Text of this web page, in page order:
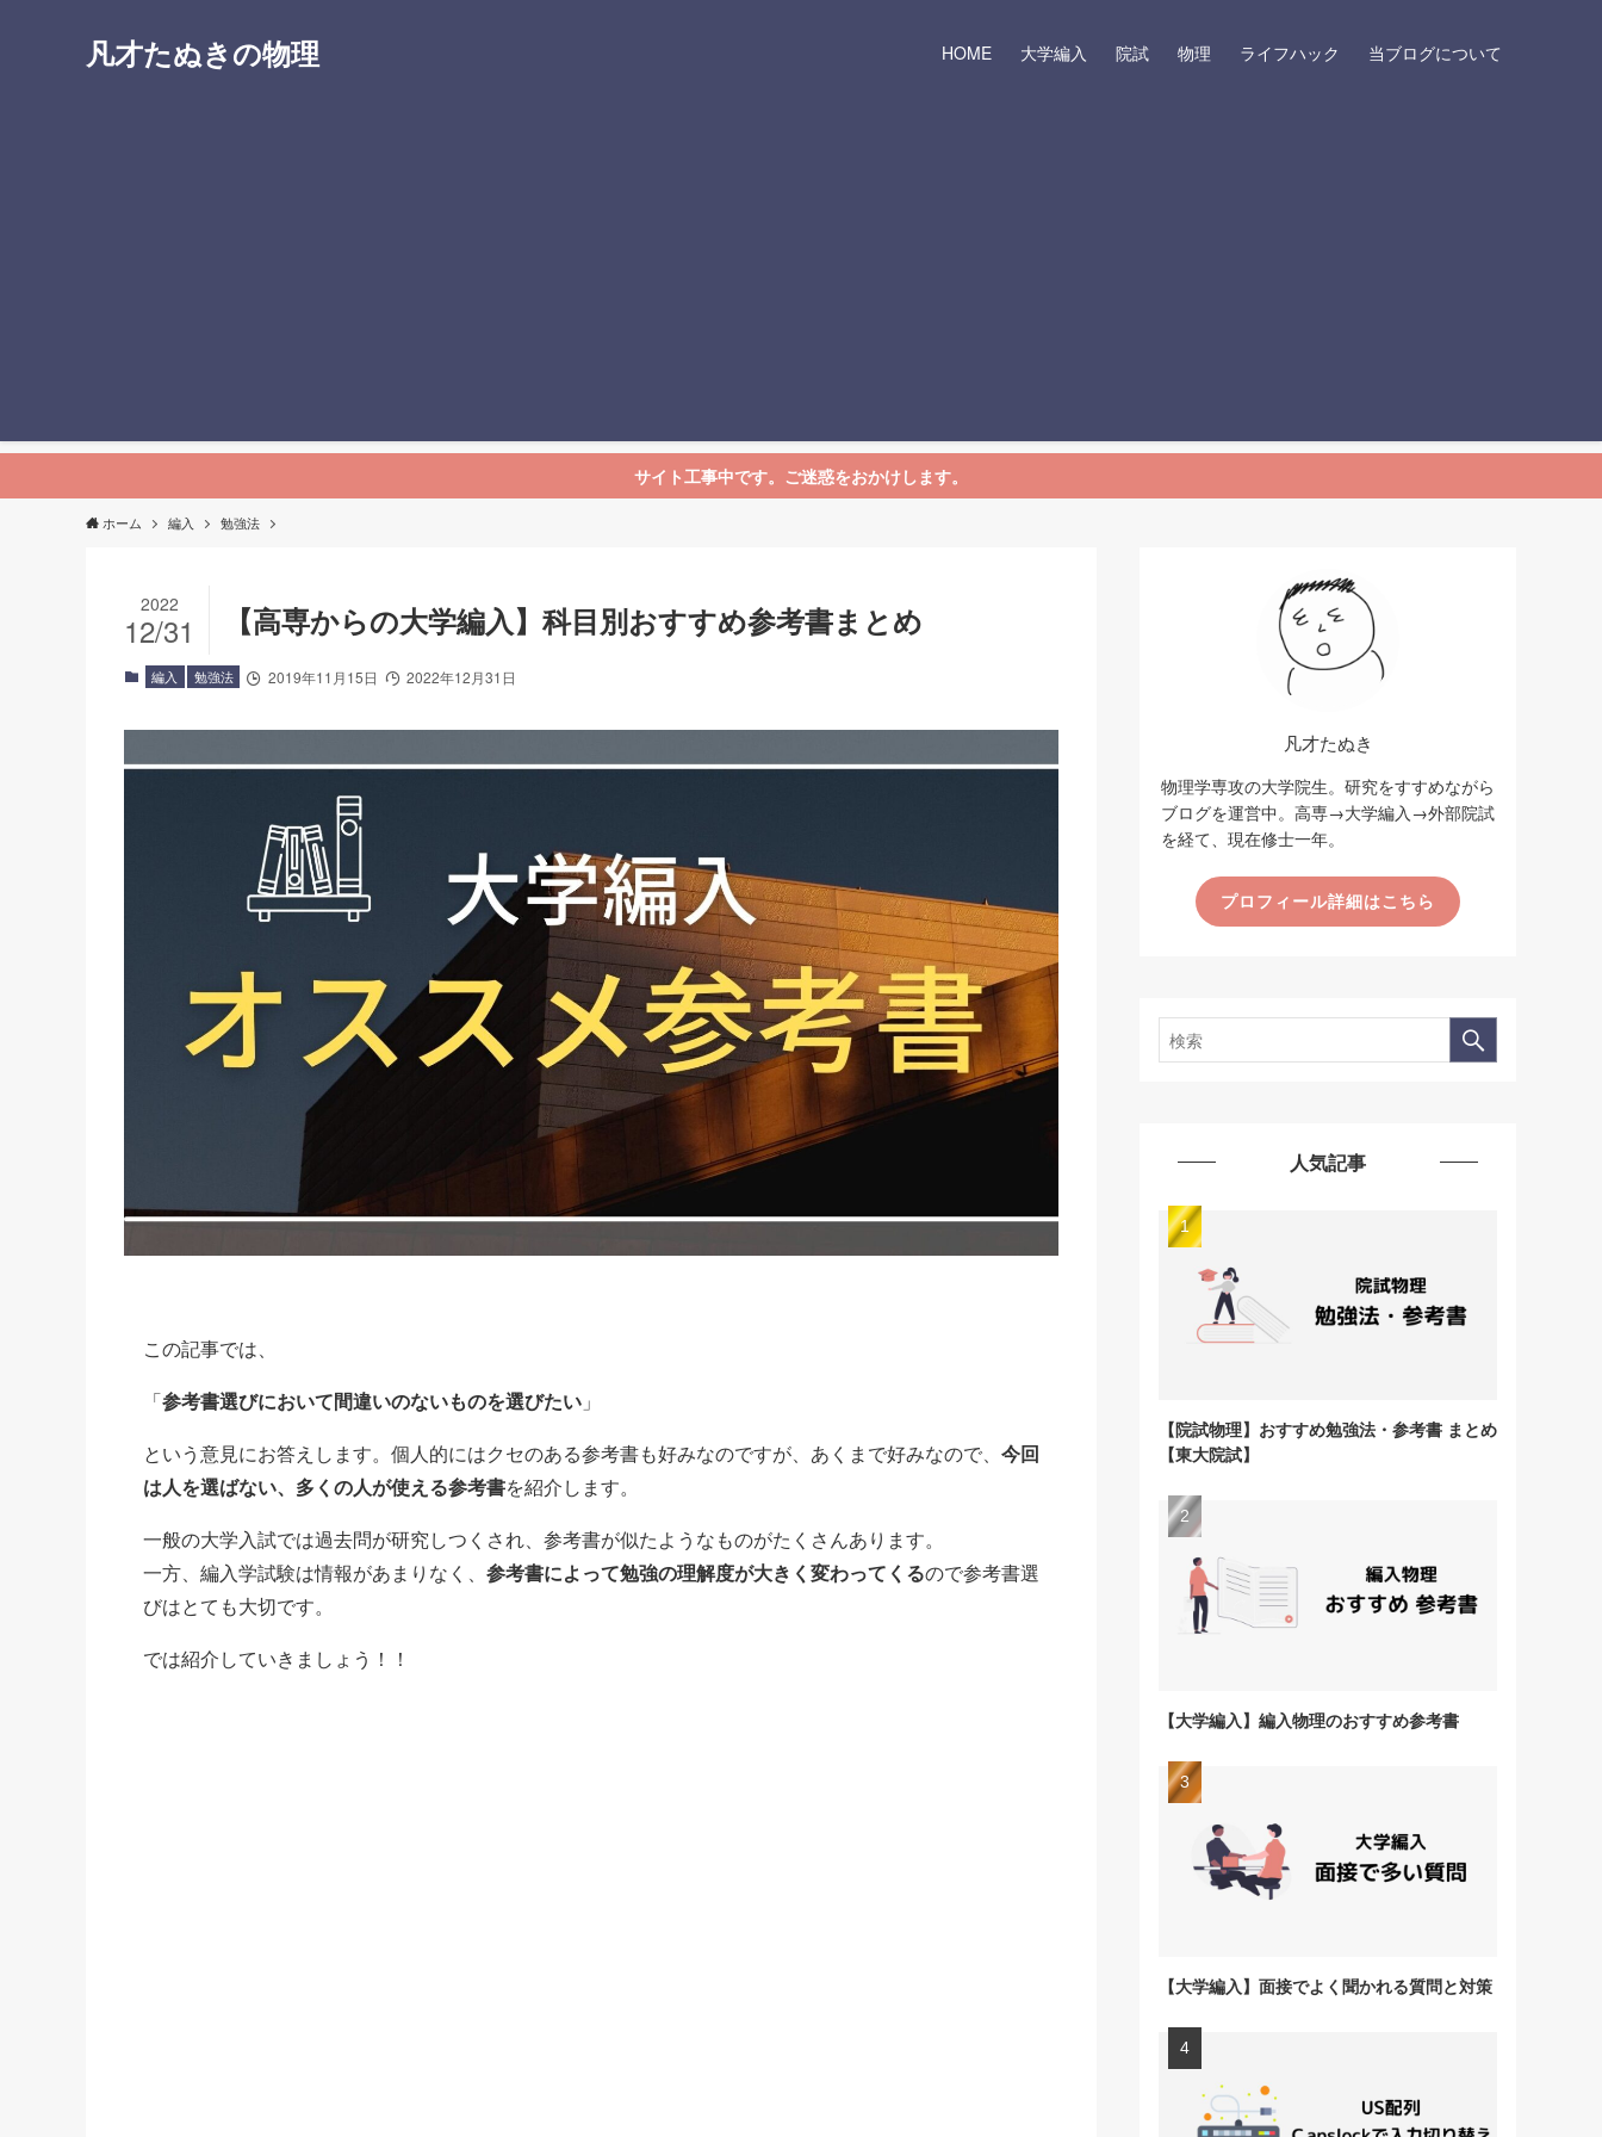
凡才たぬきの物理 HOME 大学編入 院試 物理 ライフハック 当ブログについて
サイト工事中です。ご迷惑をおかけします。
ホーム 編入 勉強法
【高専からの大学編入】科目別おすすめ参考書まとめ
2022
12/31
編入 勉強法 2019年11月15日 2022年12月31日
この記事では、
「参考書選びにおいて間違いのないものを選びたい 」
という意見にお答えします。個人的にはクセのある参考書も好みなのですが、あくまで好みなので、 今回
は人を選ばない、多くの人が使える参考書を紹介します。
一般の大学入試では過去問が研究しつくされ、参考書が似たようなものがたくさんあります。
一方、編入学試験は情報があまりなく、 参考書によって勉強の理解度が大きく変わってくるので参考書選
びはとても大切です。
では紹介していきましょう！！
凡才たぬき
物理学専攻の大学院生。研究をすすめながら
ブログを運営中。高専→大学編入→外部院試
を経て、現在修士一年。
プロフィール詳細はこちら
人気記事
【院試物理】おすすめ勉強法・参考書 まとめ
【東大院試】
【大学編入】編入物理のおすすめ参考書
【大学編入】面接でよく聞かれる質問と対策